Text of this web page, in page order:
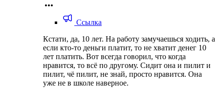
Ссылка
Кстати, да, 10 лет. На работу замучаешься ходить, а
если кто-то деньги платит, то не хватит денег 10
лет платить. Вот всегда говорил, что когда
нравится, то всё по другому. Сидит она и пилит и
пилит, чё пилит, не знай, просто нравится. Она
уже не в школе наверное.